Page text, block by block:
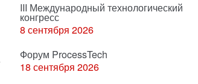
III Международный технологический
конгресс
8 сентября 2026
Форум ProcessTech
18 сентября 2026